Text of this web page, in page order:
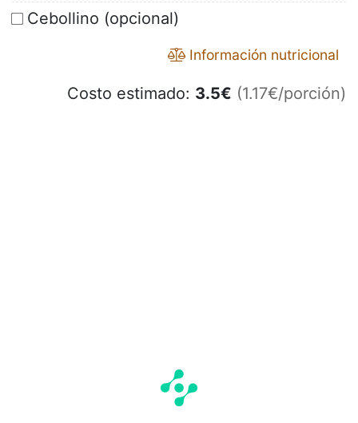
Cebollino (opcional)
Información nutricional
Costo estimado: 3.5€ (1.17€/porción)